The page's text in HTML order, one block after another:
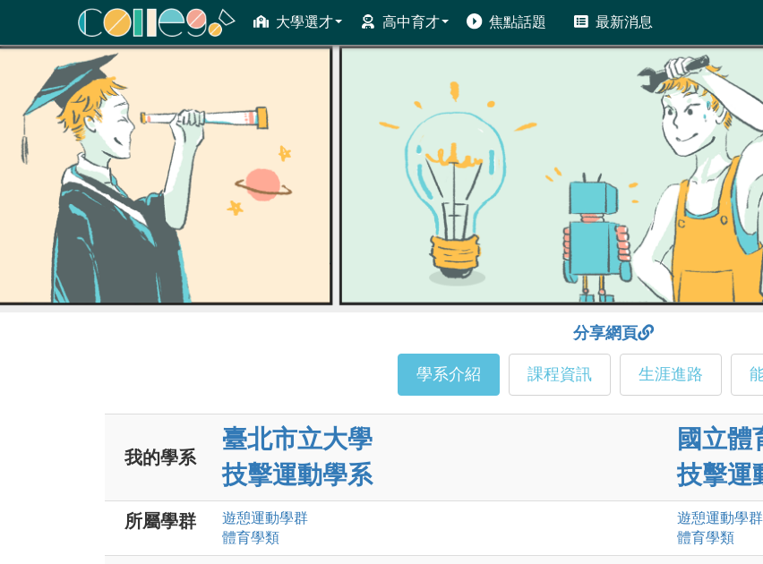
大學選才 高中育才 焦點話題 最新消息
ColleGo! 大學選才與高中育才輔助系統
分享網頁
學系介紹 課程資訊 生涯進路
我的學系
臺北市立大學
技擊運動學系
國立體
技擊運
所屬學群 遊憩運動學群
體育學類
遊憩運動學群
體育學類